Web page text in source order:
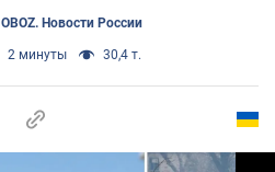
OBOZ. Новости России
2 минуты 30,4 т.